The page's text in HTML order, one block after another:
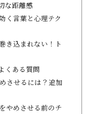
な距離感
く言葉と心理テク
き込まれない！ト
くある質問
させるには？追加
やめさせる前のチ